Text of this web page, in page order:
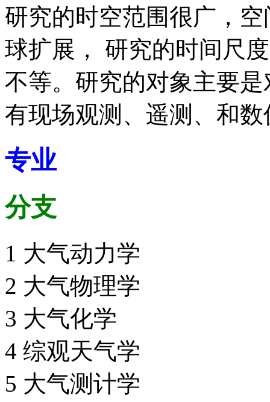
研究的时空范围很广，
球扩展， 研究的时间尺
不等。研究的对象主要
有现场观测、遥测、和
专业
分支
1 大气动力学
2 大气物理学
3 大气化学
4 综观天气学
5 大气测计学